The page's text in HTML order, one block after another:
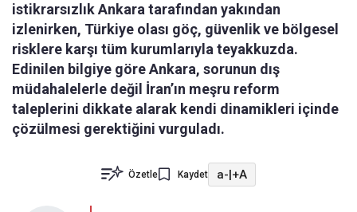
istikrarsızlık Ankara tarafından yakından
izlenirken, Türkiye olası göç, güvenlik ve bölgesel
risklere karşı tüm kurumlarıyla teyakkuzda.
Edinilen bilgiye göre Ankara, sorunun dış
müdahalelerle değil İran’ın meşru reform
taleplerini dikkate alarak kendi dinamikleri içinde
çözülmesi gerektiğini vurguladı.
Özetle Kaydet a-|+A